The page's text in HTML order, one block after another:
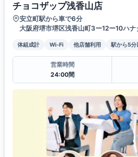
チョコザップ浅香山店
安立町駅から車で6分
大阪府堺市堺区浅香山町3ー12ー10ハナ
体組成計 Wi-Fi 他店舗利用 駅から5分
営業時間
24:00間